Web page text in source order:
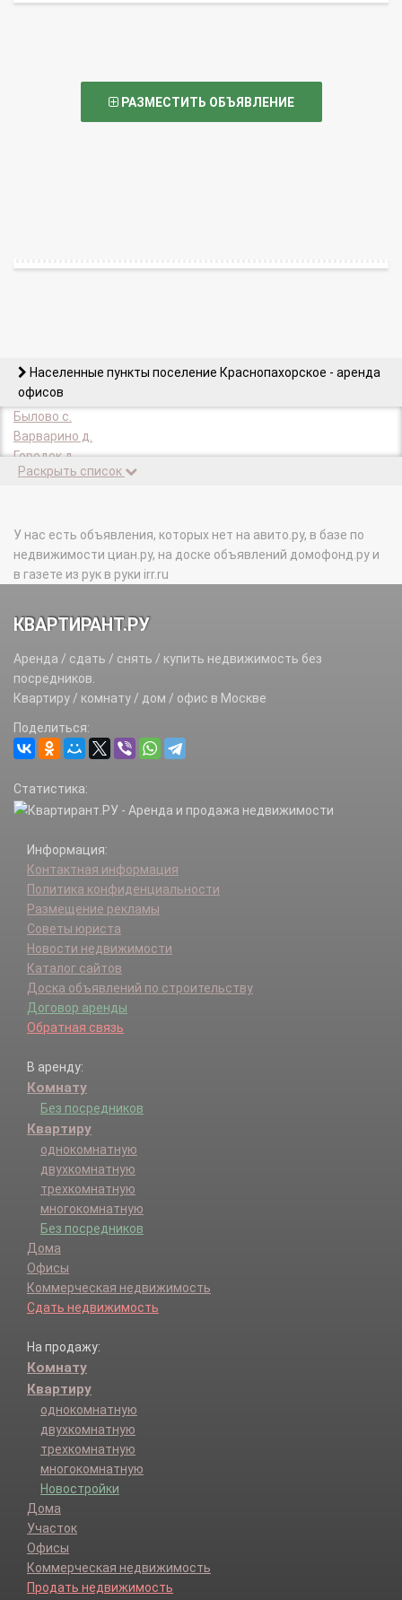
РАЗМЕСТИТЬ ОБЪЯВЛЕНИЕ
Населенные пункты поселение Краснопахорское - аренда
офисов
Былово с.
Варварино д.
Городок д.
Колотилово д.
Красная Пахра с.
Красная Пахра д.
Красное с.
Малыгино д.
Подосинки д.
Подсобного х-ва Минзаг п.
Поляны д.
Раево д.
Софьино д.
Страдань д.
Шарапово д.
Шахово д.
Раскрыть список
У нас есть объявления, которых нет на авито.ру, в базе по
недвижимости циан.ру, на доске объявлений домофонд.ру и
в газете из рук в руки irr.ru
КВАРТИРАНТ.РУ
Аренда / сдать / снять / купить недвижимость без
посредников.
Квартиру / комнату / дом / офис в Москве
Поделиться:
Статистика:
Информация:
Контактная информация
Политика конфиденциальности
Размещение рекламы
Советы юриста
Новости недвижимости
Каталог сайтов
Доска объявлений по строительству
Договор аренды
Обратная связь
В аренду:
Комнату
Без посредников
Квартиру
однокомнатную
двухкомнатную
трехкомнатную
многокомнатную
Без посредников
Дома
Офисы
Коммерческая недвижимость
Сдать недвижимость
На продажу:
Комнату
Квартиру
однокомнатную
двухкомнатную
трехкомнатную
многокомнатную
Новостройки
Дома
Участок
Офисы
Коммерческая недвижимость
Продать недвижимость